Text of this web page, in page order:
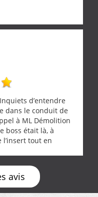
d’entendre
dans le conduit de
à ML Démolition
boss était là, à
tout en
ses esprits et
procédé au
dextérité et une
avis